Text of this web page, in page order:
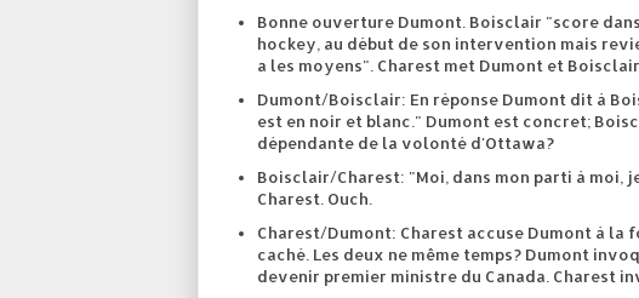
Bonne ouverture Dumont. Boisclair "score
hockey, au début de son intervention mais
a les moyens". Charest met Dumont et
Dumont/Boisclair: En réponse Dumont dit à
est en noir et blanc." Dumont est concret;
dépendante de la volonté d'Ottawa?
Boisclair/Charest: "Moi, dans mon parti à moi,
Charest. Ouch.
Charest/Dumont: Charest accuse Dumont à
caché. Les deux ne même temps? Dumont
devenir premier ministre du Canada. Charest